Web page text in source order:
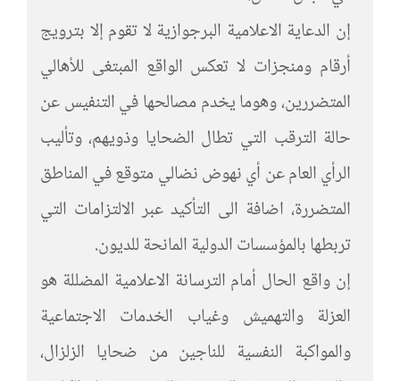
إن الدعاية الاعلامية البرجوازية لا تقوم إلا بترويج
أرقام ومنجزات لا تعكس الواقع المبتغى للأهالي
المتضررين، وهوما يخدم مصالحها في التنفيس عن
حالة الترقب التي تطال الضحايا وذويهم، وتأليب
الرأي العام عن أي نهوض نضالي متوقع في المناطق
المتضررة، اضافة الى التأكيد عبر الالتزامات التي
تربطها بالمؤسسات الدولية المانحة للديون.
إن واقع الحال أمام الترسانة الاعلامية المضللة هو
العزلة والتهميش وغياب الخدمات الاجتماعية
والمواكبة النفسية للناجين من ضحايا الزلزال،